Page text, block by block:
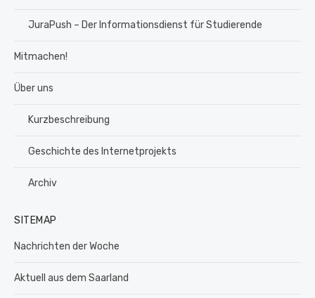
JuraPush – Der Informationsdienst für Studierende
Mitmachen!
Über uns
Kurzbeschreibung
Geschichte des Internetprojekts
Archiv
SITEMAP
Nachrichten der Woche
Aktuell aus dem Saarland